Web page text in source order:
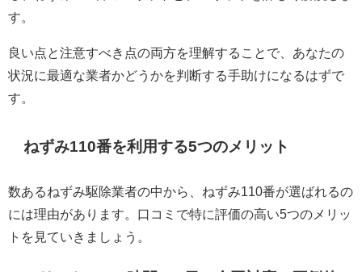
す。
良い点と注意すべき点の両方を理解することで、あなたの
状況に最適な業者かどうかを判断する手助けになるはずで
す。
ねずみ110番を利用する5つのメリット
数あるねずみ駆除業者の中から、ねずみ110番が選ばれるの
には理由があります。口コミで特に評価の高い5つのメリッ
トを見ていきましょう。